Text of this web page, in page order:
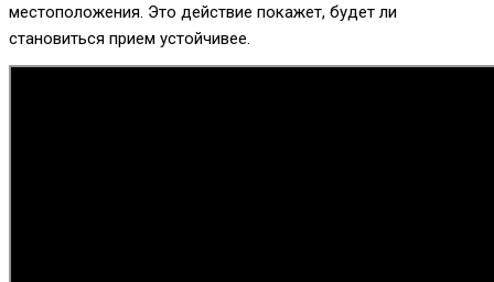
местоположения. Это действие покажет, будет ли
становиться прием устойчивее.